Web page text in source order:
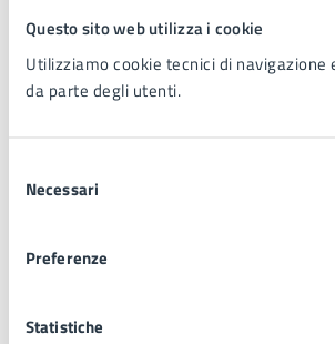
Questo sito web utilizza i cookie
Utilizziamo cookie tecnici di
da parte degli utenti.
delNecessari
Preferenze
Statistiche